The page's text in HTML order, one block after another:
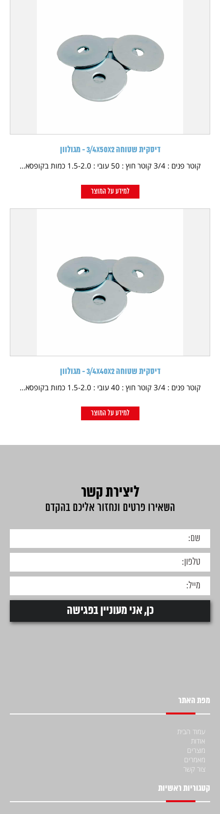
דיסקית שטוחה 3/4X50X2 - מגולוון
קוטר פנים : 3/4 קוטר חוץ : 50 עובי : 1.5-2.0 כמות בקופסא...
למידע על המוצר
דיסקית שטוחה 3/4X40X2 - מגולוון
קוטר פנים : 3/4 קוטר חוץ : 40 עובי : 1.5-2.0 כמות בקופסא...
למידע על המוצר
ליצירת קשר
השאירו פרטים ונחזור אליכם בהקדם
מפת האתר
עמוד הבית
אודות
מוצרים
מאמרים
צור קשר
קטגוריות ראשיות